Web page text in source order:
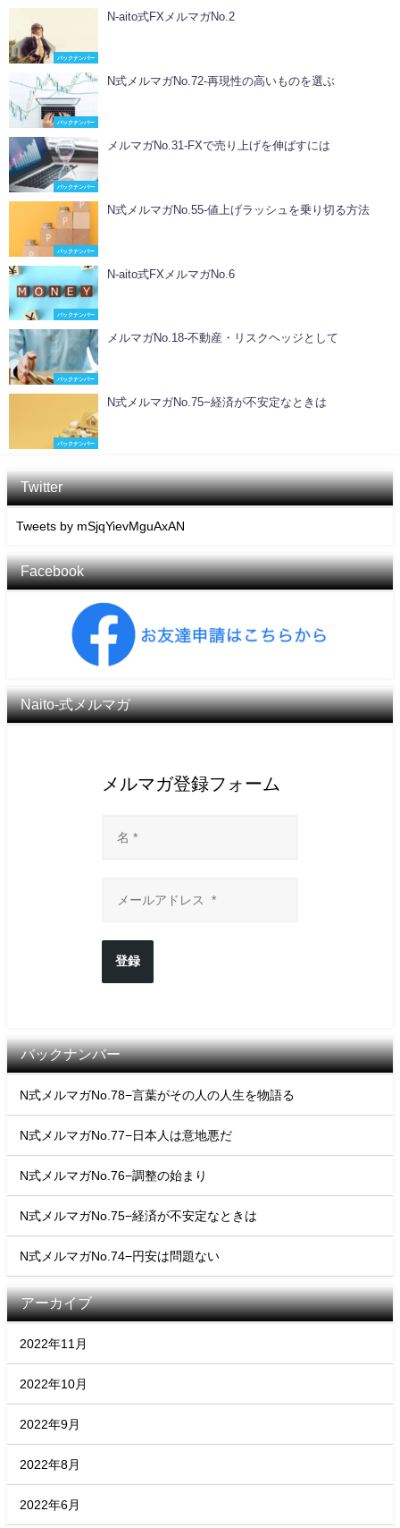
バックナンバー
N-aito式FXメルマガNo.2
バックナンバー
N式メルマガNo.72-再現性の高いものを選ぶ
バックナンバー
メルマガNo.31-FXで売り上げを伸ばすには
バックナンバー
N式メルマガNo.55-値上げラッシュを乗り切る方法
バックナンバー
N-aito式FXメルマガNo.6
バックナンバー
メルマガNo.18-不動産・リスクヘッジとして
バックナンバー
N式メルマガNo.75−経済が不安定なときは
Twitter
Tweets by mSjqYievMguAxAN
Facebook
Naito-式メルマガ
メルマガ登録フォーム
登録
バックナンバー
N式メルマガNo.78−言葉がその人の人生を物語る
N式メルマガNo.77−日本人は意地悪だ
N式メルマガNo.76−調整の始まり
N式メルマガNo.75−経済が不安定なときは
N式メルマガNo.74−円安は問題ない
アーカイブ
2022年11月
2022年10月
2022年9月
2022年8月
2022年6月